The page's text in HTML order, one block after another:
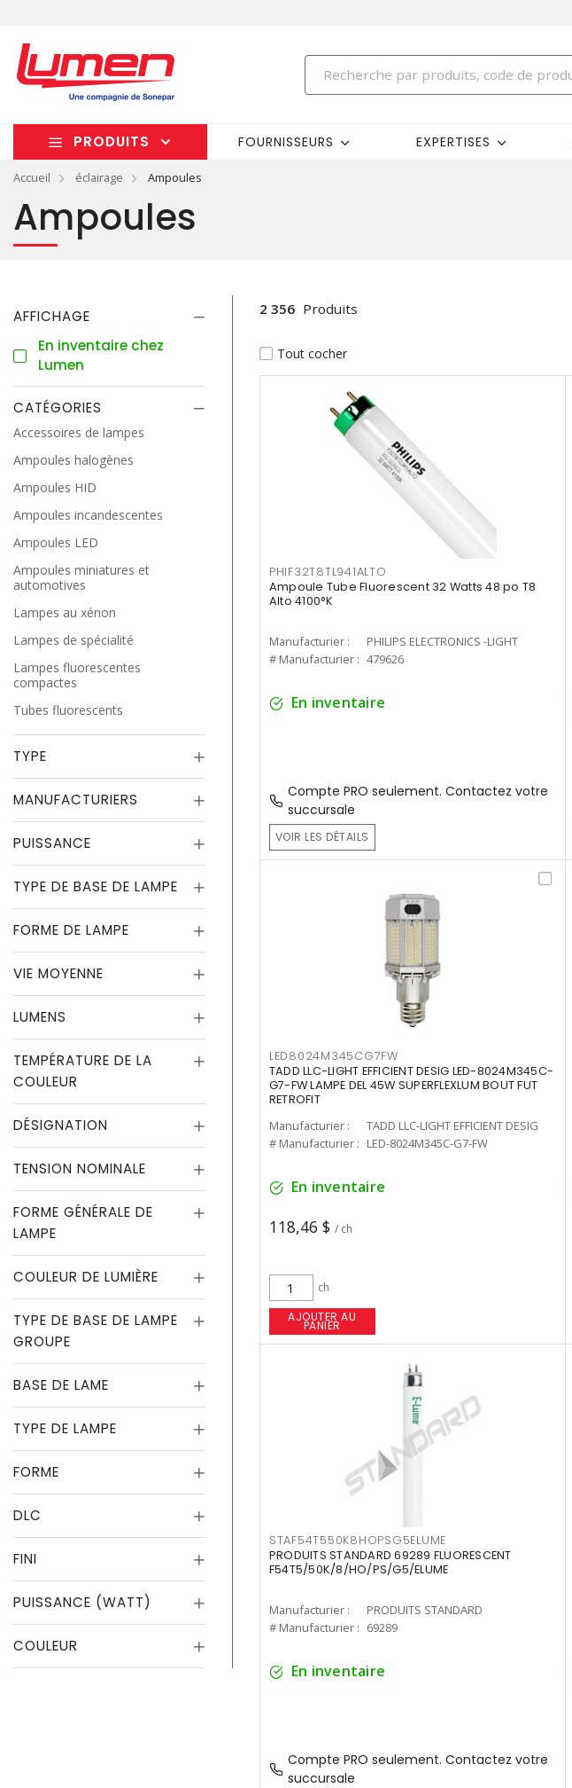
PRODUITS FOURNISSEURS EXPERTISES
Accueil éclairage Ampoules
Ampoules
AFFICHAGE
En inventaire chez
Lumen
CATÉGORIES
Accessoires de lampes
Ampoules halogènes
Ampoules HID
Ampoules incandescentes
Ampoules LED
Ampoules miniatures et
automotives
Lampes au xénon
Lampes de spécialité
Lampes fluorescentes
compactes
Tubes fluorescents
TYPE
MANUFACTURIERS
PUISSANCE
TYPE DE BASE DE LAMPE
FORME DE LAMPE
VIE MOYENNE
LUMENS
TEMPÉRATURE DE LA
COULEUR
DÉSIGNATION
TENSION NOMINALE
FORME GÉNÉRALE DE
LAMPE
COULEUR DE LUMIÈRE
TYPE DE BASE DE LAMPE
GROUPE
BASE DE LAME
TYPE DE LAMPE
FORME
DLC
FINI
PUISSANCE (WATT)
COULEUR
2 356 Produits
Tout cocher
PHIF32T8TL941ALTO
Ampoule Tube Fluorescent 32 Watts 48 po T8
Alto 4100°K
Manufacturier :
PHILIPS ELECTRONICS -LIGHT
# Manufacturier : 479626
En inventaire
Compte PRO seulement. Contactez votre
succursale
VOIR LES DÉTAILS
LED8024M345CG7FW
TADD LLC-LIGHT EFFICIENT DESIG LED-8024M345C-
G7-FW LAMPE DEL 45W SUPERFLEXLUM BOUT FUT
RETROFIT
Manufacturier :
TADD LLC-LIGHT EFFICIENT DESIG
# Manufacturier : LED-8024M345C-G7-FW
En inventaire
118,46 $ / ch
ch
AJOUTER AU
PANIER
STAF54T550K8HOPSG5ELUME
PRODUITS STANDARD 69289 FLUORESCENT
F54T5/50K/8/HO/PS/G5/ELUME
Manufacturier :
PRODUITS STANDARD
# Manufacturier : 69289
En inventaire
Compte PRO seulement. Contactez votre
succursale